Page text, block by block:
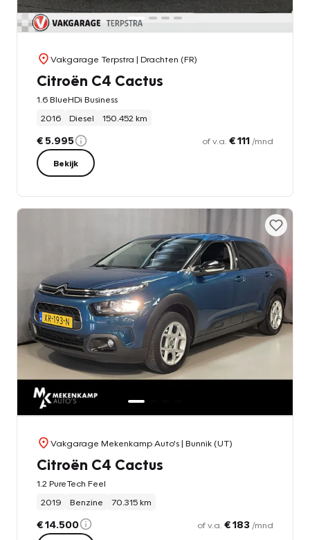
Vakgarage Terpstra | Drachten (FR)
Citroën C4 Cactus
1.6 BlueHDi Business
2016
Diesel 150.452 km
€ 5.995 of v.a. € 111 /mnd
Bekijk
Vakgarage Mekenkamp Auto's| Bunnik (UT)
Citroën C4 Cactus
1.2 PureTech Feel
2019
Benzine 70.315 km
€ 14.500 of v.a. € 183 /mnd